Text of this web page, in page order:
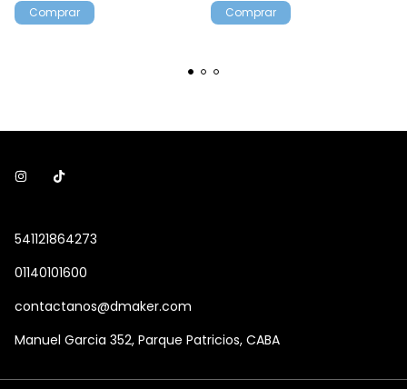
541121864273
01140101600
contactanos@dmaker.com
Manuel Garcia 352, Parque Patricios, CABA